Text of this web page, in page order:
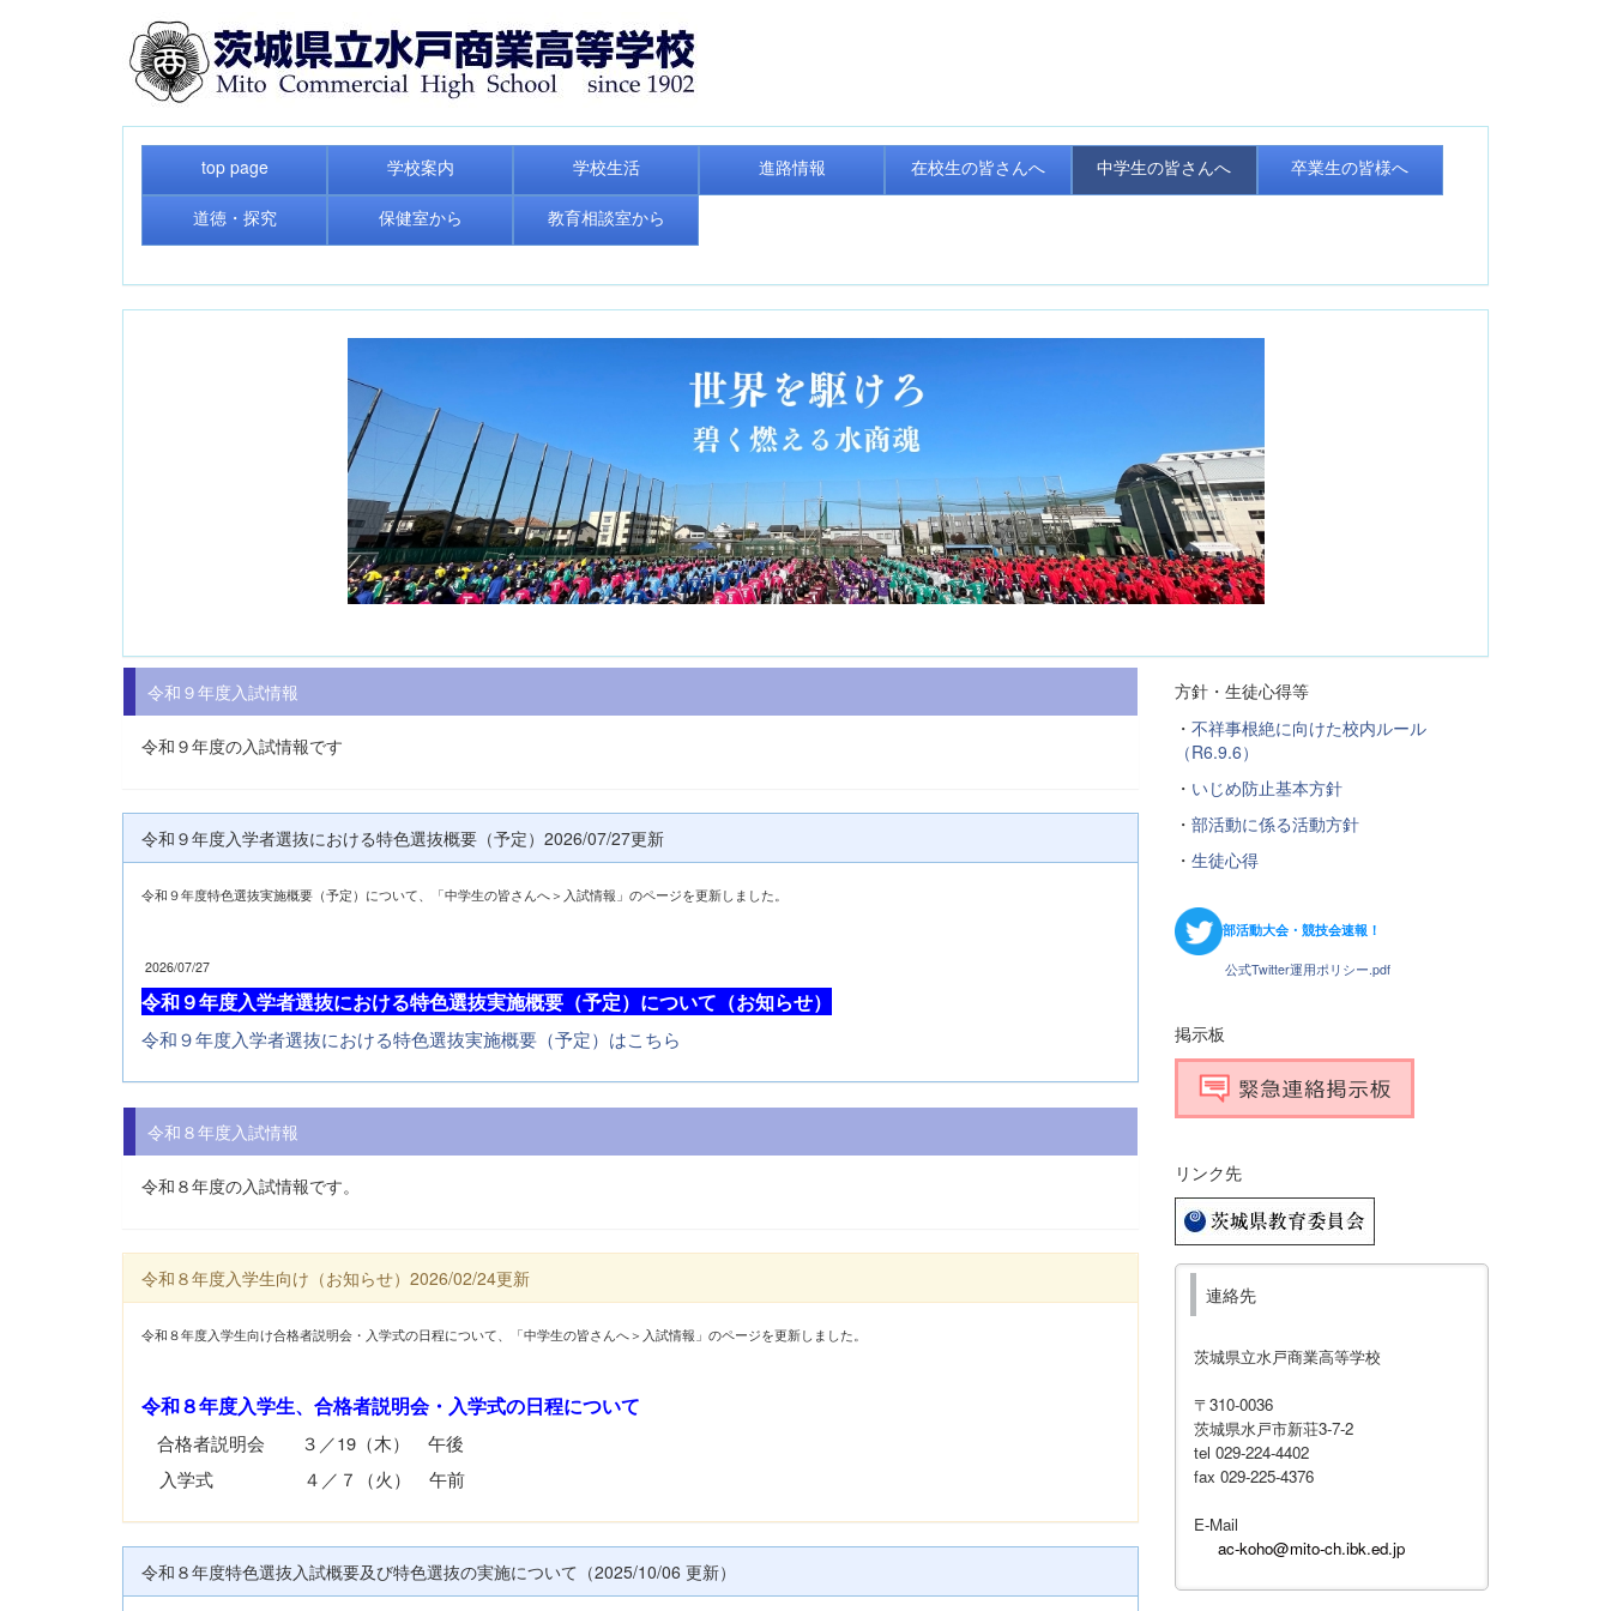
top page 学校案内 学校生活 進路情報 在校生の皆さんへ 中学生の皆さんへ 卒業生の皆様へ
道徳・探究 保健室から 教育相談室から
令和９年度入試情報
令和９年度の入試情報です
令和９年度入学者選抜における特色選抜概要（予定）2026/07/27更新
令和９年度特色選抜実施概要（予定）について、「中学生の皆さんへ＞入試情報」のページを更新しました。
2026/07/27
令和９年度入学者選抜における特色選抜実施概要（予定）について（お知らせ）
令和９年度入学者選抜における特色選抜実施概要（予定）はこちら
令和８年度入試情報
令和８年度の入試情報です。
令和８年度入学生向け（お知らせ）2026/02/24更新
令和８年度入学生向け合格者説明会・入学式の日程について、「中学生の皆さんへ＞入試情報」のページを更新しました。
令和８年度入学生、合格者説明会・入学式の日程について
合格者説明会 ３／19（木） 午後
入学式 ４／７（火） 午前
令和８年度特色選抜入試概要及び特色選抜の実施について（2025/10/06 更新）
方針・生徒心得等
・ 不祥事根絶に向けた校内ルール
（R6.9.6）
・ いじめ防止基本方針
・ 部活動に係る活動方針
・ 生徒心得
部活動大会・競技会速報！
公式Twitter運用ポリシー.pdf
掲示板
リンク先
連絡先
茨城県立水戸商業高等学校
〒310-0036
茨城県水戸市新荘3-7-2
tel 029-224-4402
fax 029-225-4376
E-Mail
ac-koho@mito-ch.ibk.ed.jp